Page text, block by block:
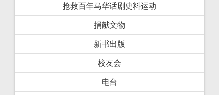
抢救百年马华话剧史料运动
捐献文物
新书出版
校友会
电台